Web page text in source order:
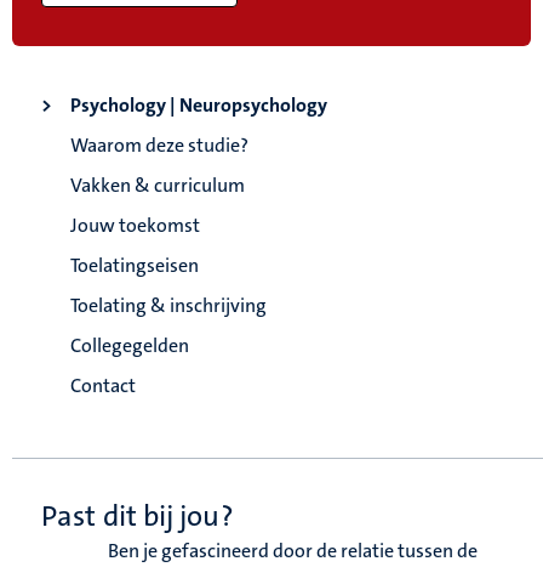
Psychology | Neuropsychology
Waarom deze studie?
Vakken & curriculum
Jouw toekomst
Toelatingseisen
Toelating & inschrijving
Collegegelden
Contact
Past dit bij jou?
Ben je gefascineerd door de relatie tussen de